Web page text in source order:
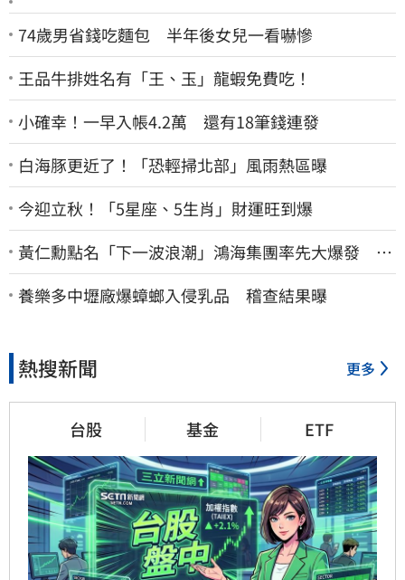
74歲男省錢吃麵包 半年後女兒一看嚇慘
王品牛排姓名有「王、玉」龍蝦免費吃！
小確幸！一早入帳4.2萬 還有18筆錢連發
白海豚更近了！「恐輕掃北部」風雨熱區曝
今迎立秋！「5星座、5生肖」財運旺到爆
黃仁勳點名「下一波浪潮」鴻海集團率先大爆發 台
股這族群全面噴出
養樂多中壢廠爆蟑螂入侵乳品 稽查結果曝
熱搜新聞 更多
台股 基金 ETF